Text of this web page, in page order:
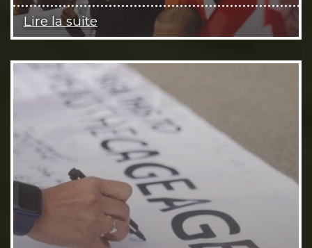
Lire la suite